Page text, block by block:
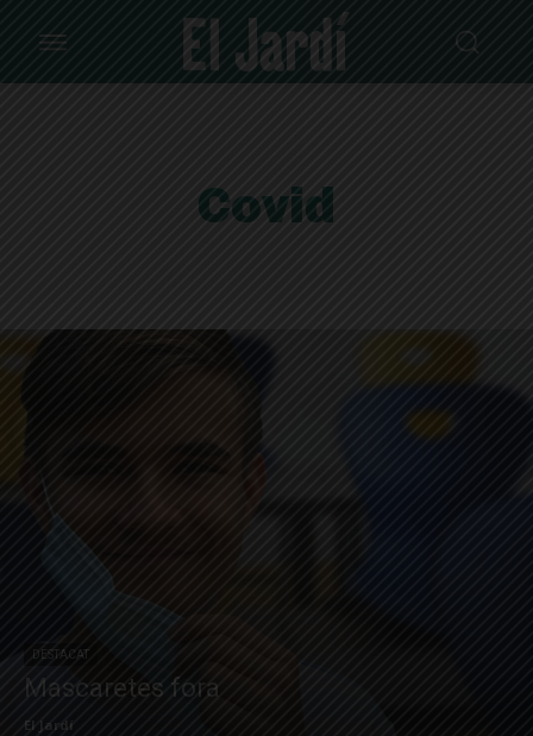
Covid
DESTACAT
Mascaretes fora
El Jardí